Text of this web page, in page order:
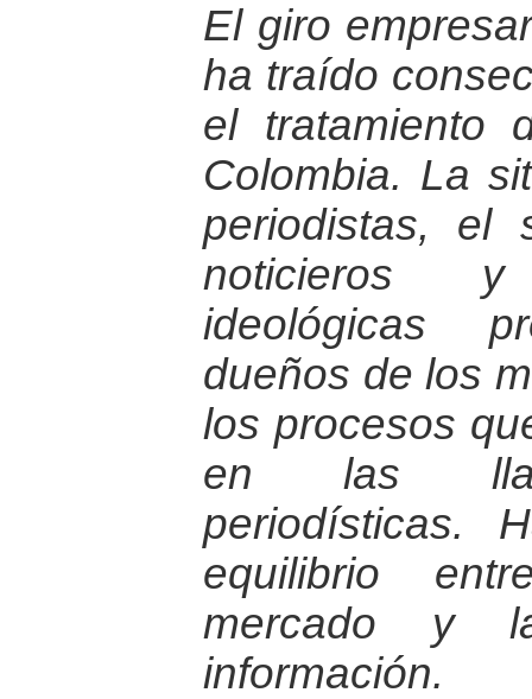
El giro
ha traído
el tratamiento
Colombia. La
periodistas, el
noticieros
ideológicas
dueños de los
los procesos
en las
periodísticas.
equilibrio
mercado y
información.